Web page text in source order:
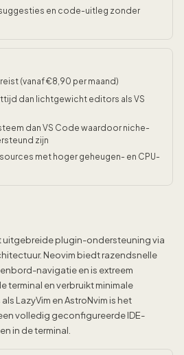
en code-uitleg zonder
(vanaf €8,90 per maand)
dan lichtgewicht editors als VS
dan VS Code waardoor niche-
zijn
met hoger geheugen- en CPU-
uitgebreide plugin-ondersteuning via
Neovim biedt razendsnelle
navigatie en is extreem
terminal en verbruikt minimale
LazyVim en AstroNvim is het
volledig geconfigureerde IDE-
in de terminal.